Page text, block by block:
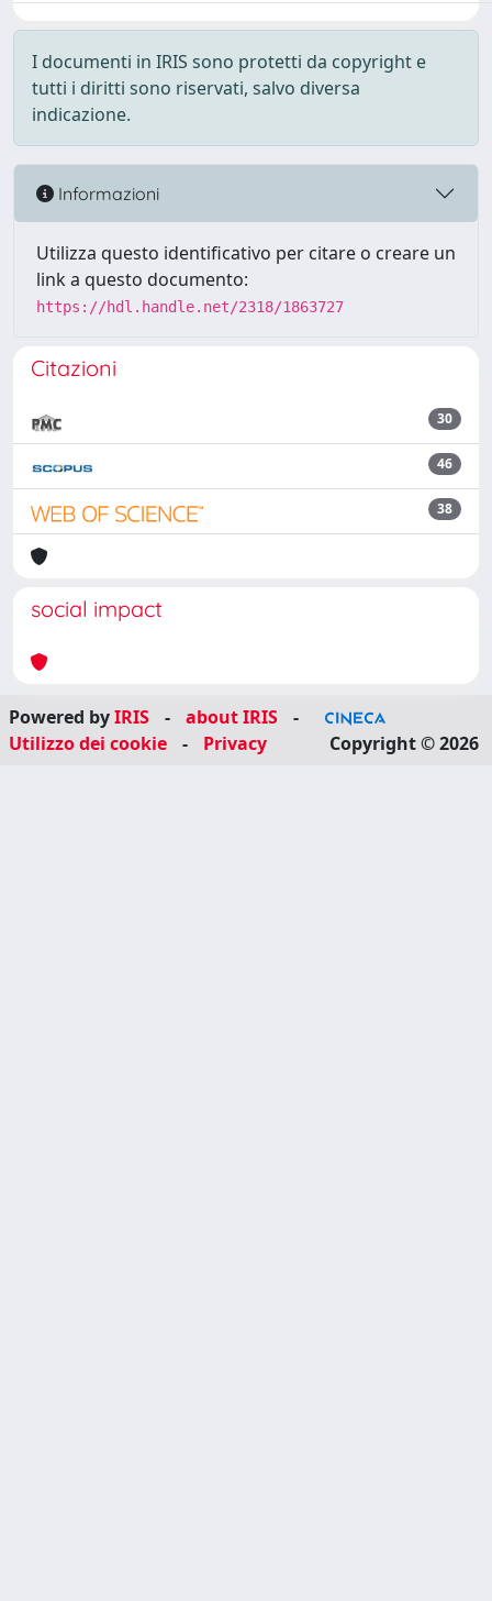
I documenti in IRIS sono protetti da copyright e
tutti i diritti sono riservati, salvo diversa
indicazione.
Informazioni
Utilizza questo identificativo per citare o creare un
link a questo documento:
https://hdl.handle.net/2318/1863727
Citazioni
30
46
38
social impact
Powered byIRIS - about IRIS
-
Utilizzo dei cookie
- Privacy Copyright © 2026